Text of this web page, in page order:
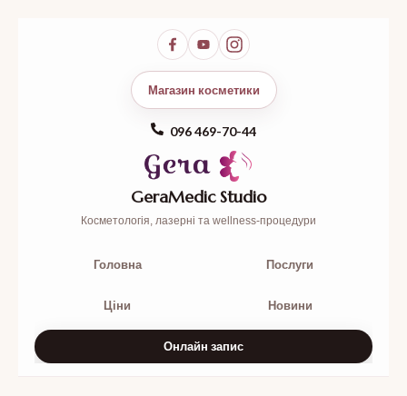
Магазин косметики
096 469-70-44
GeraMedic Studio
Косметологія, лазерні та wellness-процедури
Головна Послуги
Ціни Новини
Онлайн запис